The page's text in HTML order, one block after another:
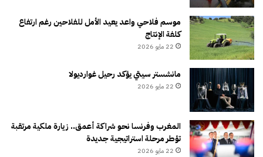
موسم فلاحي واعد يعيد الأمل للفلاحين رغم ارتفاع
كلفة الإنتاج
22 مايو 2026
مانشستر سيتي يؤكد رحيل غوارديولا
22 مايو 2026
المغرب وفرنسا نحو شراكة أعمق.. زيارة ملكية مرتقبة
تؤطر مرحلة استراتيجية جديدة
22 مايو 2026